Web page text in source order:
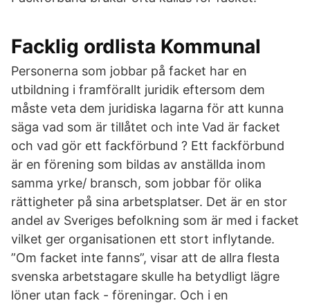
Facklig ordlista Kommunal
Personerna som jobbar på facket har en
utbildning i framförallt juridik eftersom dem
måste veta dem juridiska lagarna för att kunna
säga vad som är tillåtet och inte Vad är facket
och vad gör ett fackförbund ? Ett fackförbund
är en förening som bildas av anställda inom
samma yrke/ bransch, som jobbar för olika
rättigheter på sina arbetsplatser. Det är en stor
andel av Sveriges befolkning som är med i facket
vilket ger organisationen ett stort inflytande.
”Om facket inte fanns”, visar att de allra flesta
svenska arbetstagare skulle ha betydligt lägre
löner utan fack - föreningar. Och i en